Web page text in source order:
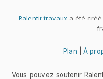
Ralentir travauxa été créé
Plan |À
Vous pouvez soutenir